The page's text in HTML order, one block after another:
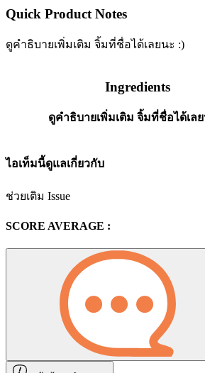
Quick Product Notes
ดูคำธิบายเพิ่มเติม จิ้มที่ชื่อได้เลยนะ :)
Ingredients
ดูคำธิบายเพิ่มเติม จิ้มที่ชื่อได้เล
ไอเท็มนี้ดูแลเกี่ยวกับ
ช่วยเติม Issue
SCORE AVERAGE :